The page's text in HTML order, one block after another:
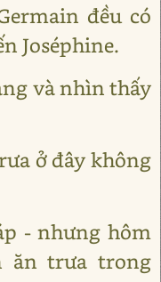
đều có
Joséphine.
và nhìn thấy
ở đây không
- nhưng hôm
ăn trưa trong